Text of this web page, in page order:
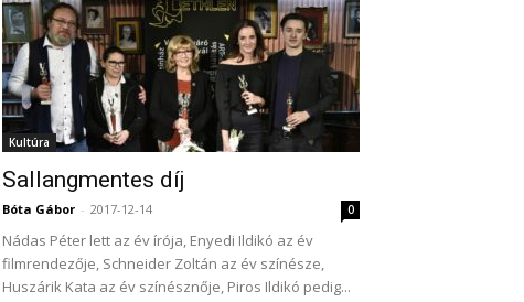
Kultúra
Sallangmentes díj
Bóta Gábor - 2017-12-14 0
Nádas Péter lett az év írója, Enyedi Ildikó az év
filmrendezője, Schneider Zoltán az év színésze,
Huszárik Kata az év színésznője, Piros Ildikó pedig...